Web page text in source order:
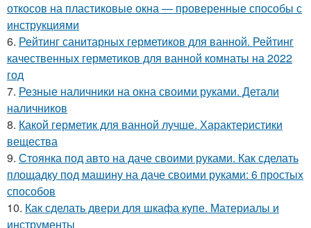
откосов на пластиковые окна — проверенные способы с
инструкциями
6. Рейтинг санитарных герметиков для ванной. Рейтинг
качественных герметиков для ванной комнаты на 2022
год
7. Резные наличники на окна своими руками. Детали
наличников
8. Какой герметик для ванной лучше. Характеристики
вещества
9. Стоянка под авто на даче своими руками. Как сделать
площадку под машину на даче своими руками: 6 простых
способов
10. Как сделать двери для шкафа купе. Материалы и
инструменты